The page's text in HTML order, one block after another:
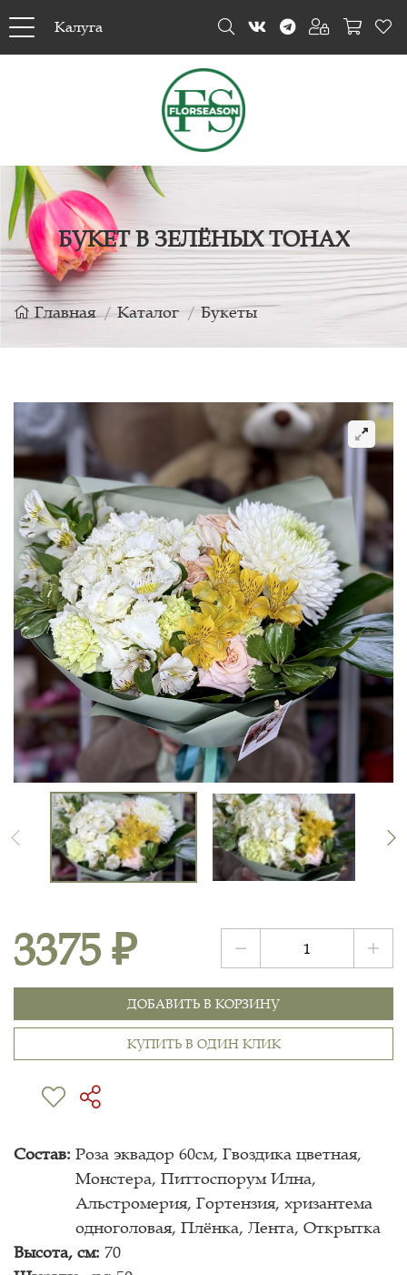
Калуга
БУКЕТ В ЗЕЛЁНЫХ ТОНАХ
Главная Каталог Букеты
3375 ₽
ДОБАВИТЬ В КОРЗИНУ
КУПИТЬ В ОДИН КЛИК
Состав: Роза эквадор 60см, Гвоздика цветная,
Монстера, Питтоспорум Илна,
Альстромерия, Гортензия, хризантема
одноголовая, Плёнка, Лента, Открытка
Высота, см: 70